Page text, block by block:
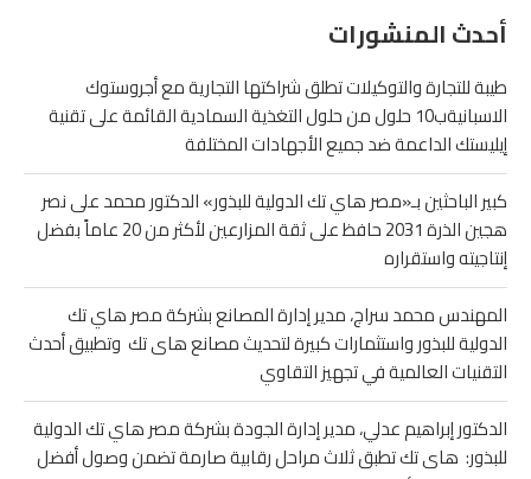
أحدث المنشورات
طيبة للتجارة والتوكيلات تطلق شراكتها التجارية مع أجروستوك
الاسبانيةب10 حلول من حلول التغذية السمادية القائمة على تقنية
إيليستك الداعمة ضد جميع الأجهادات المختلفة
كبير الباحثين بـ«مصر هاي تك الدولية للبذور» الدكتور محمد على نصر
هجين الذرة 2031 حافظ على ثقة المزارعين لأكثر من 20 عاماً بفضل
إنتاجيته واستقراره
المهندس محمد سراج، مدير إدارة المصانع بشركة مصر هاي تك
الدولية للبذور واستثمارات كبيرة لتحديث مصانع هاى تك وتطبيق أحدث
التقنيات العالمية في تجهيز التقاوي
الدكتور إبراهيم عدلي، مدير إدارة الجودة بشركة مصر هاي تك الدولية
للبذور: هاى تك تطبق ثلاث مراحل رقابية صارمة تضمن وصول أفضل